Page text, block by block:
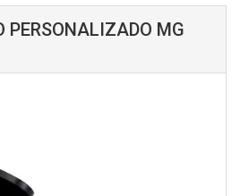
PERSONALIZADO MG